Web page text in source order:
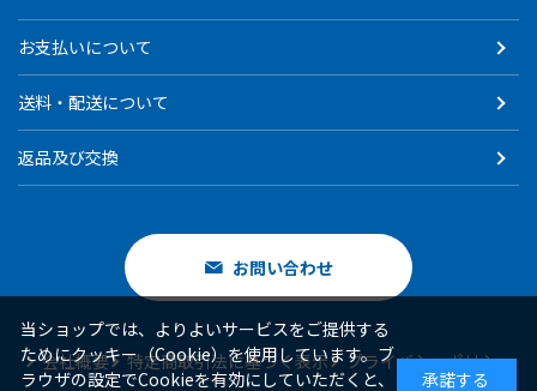
お支払いについて
送料・配送について
返品及び交換
お問い合わせ
会社概要 特定商取引法に基づく表示 プライバシーポリシー
当ショップでは、よりよいサービスをご提供する
ためにクッキー（Cookie）を使用しています。ブ
ラウザの設定でCookieを有効にしていただくと、
承諾する